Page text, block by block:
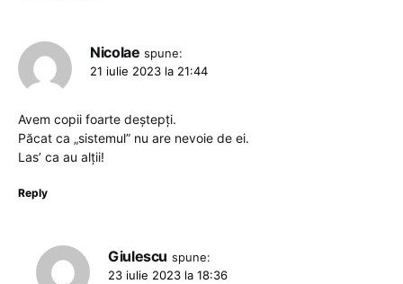
Nicolae spune:
21 iulie 2023 la 21:44
Avem copii foarte deștepți.
Păcat ca „sistemul” nu are nevoie de ei.
Las’ ca au alții!
Reply
Giulescu spune:
23 iulie 2023 la 18:36